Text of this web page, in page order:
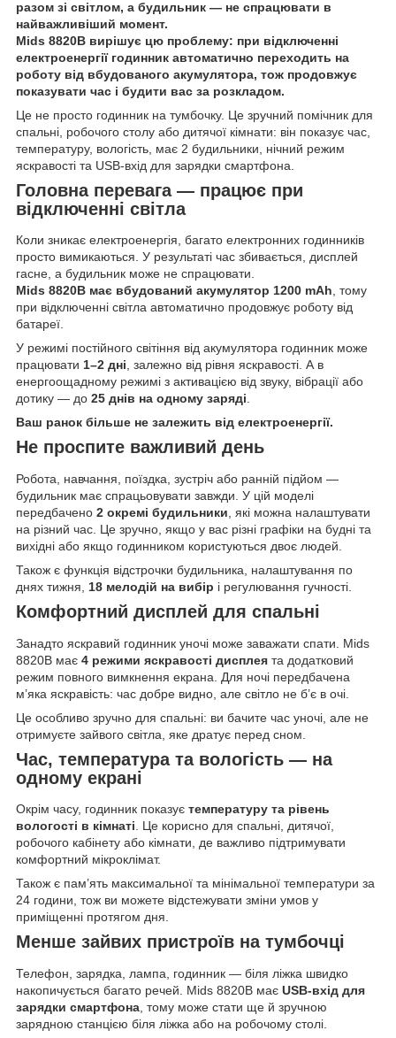
разом зі світлом, а будильник — не спрацювати в
найважливіший момент.
Mids 8820B вирішує цю проблему: при відключенні
електроенергії годинник автоматично переходить на
роботу від вбудованого акумулятора, тож продовжує
показувати час і будити вас за розкладом.
Це не просто годинник на тумбочку. Це зручний помічник для
спальні, робочого столу або дитячої кімнати: він показує час,
температуру, вологість, має 2 будильники, нічний режим
яскравості та USB-вхід для зарядки смартфона.
Головна перевага — працює при
відключенні світла
Коли зникає електроенергія, багато електронних годинників
просто вимикаються. У результаті час збивається, дисплей
гасне, а будильник може не спрацювати.
Mids 8820B має вбудований акумулятор 1200 mAh, тому
при відключенні світла автоматично продовжує роботу від
батареї.
У режимі постійного світіння від акумулятора годинник може
працювати 1–2 дні, залежно від рівня яскравості. А в
енергоощадному режимі з активацією від звуку, вібрації або
дотику — до 25 днів на одному заряді.
Ваш ранок більше не залежить від електроенергії.
Не проспите важливий день
Робота, навчання, поїздка, зустріч або ранній підйом —
будильник має спрацьовувати завжди. У цій моделі
передбачено 2 окремі будильники , які можна налаштувати
на різний час. Це зручно, якщо у вас різні графіки на будні та
вихідні або якщо годинником користуються двоє людей.
Також є функція відстрочки будильника, налаштування по
днях тижня, 18 мелодій на вибір і регулювання гучності.
Комфортний дисплей для спальні
Занадто яскравий годинник уночі може заважати спати. Mids
8820B має 4 режими яскравості дисплея та додатковий
режим повного вимкнення екрана. Для ночі передбачена
м’яка яскравість: час добре видно, але світло не б’є в очі.
Це особливо зручно для спальні: ви бачите час уночі, але не
отримуєте зайвого світла, яке дратує перед сном.
Час, температура та вологість — на
одному екрані
Окрім часу, годинник показує температуру та рівень
вологості в кімнаті. Це корисно для спальні, дитячої,
робочого кабінету або кімнати, де важливо підтримувати
комфортний мікроклімат.
Також є пам’ять максимальної та мінімальної температури за
24 години, тож ви можете відстежувати зміни умов у
приміщенні протягом дня.
Менше зайвих пристроїв на тумбочці
Телефон, зарядка, лампа, годинник — біля ліжка швидко
накопичується багато речей. Mids 8820B має USB-вхід для
зарядки смартфона , тому може стати ще й зручною
зарядною станцією біля ліжка або на робочому столі.